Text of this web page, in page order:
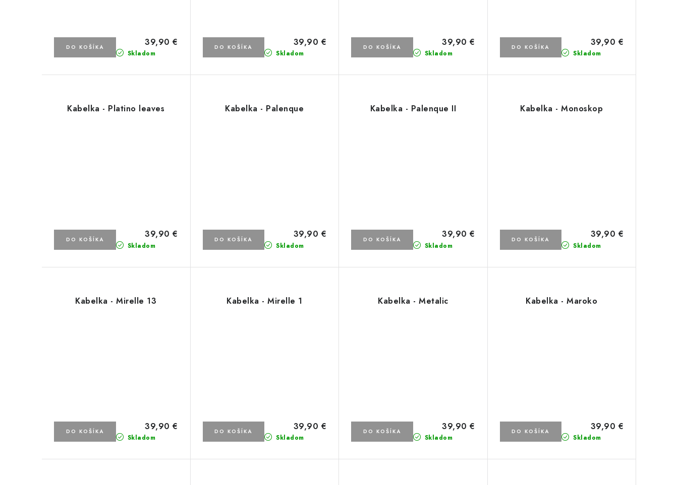
Skladom
39,90 €
DO KOŠÍKA
Skladom
39,90 €
DO KOŠÍKA
Skladom
39,90 €
DO KOŠÍKA
Skladom
39,90 €
DO KOŠÍKA
Kabelka - Platino leaves
Skladom
39,90 €
DO KOŠÍKA
Kabelka - Palenque
Skladom
39,90 €
DO KOŠÍKA
Kabelka - Palenque II
Skladom
39,90 €
DO KOŠÍKA
Kabelka - Monoskop
Skladom
39,90 €
DO KOŠÍKA
Kabelka - Mirelle 13
Skladom
39,90 €
DO KOŠÍKA
Kabelka - Mirelle 1
Skladom
39,90 €
DO KOŠÍKA
Kabelka - Metalic
Skladom
39,90 €
DO KOŠÍKA
Kabelka - Maroko
Skladom
39,90 €
DO KOŠÍKA